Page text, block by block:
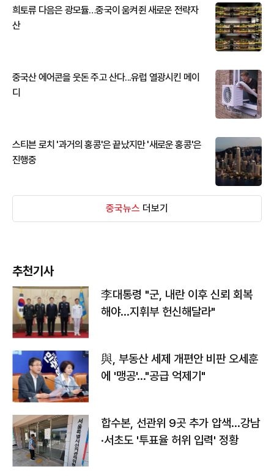
희토류 다음은 광모듈…중국이 움켜쥔 새로운 전략자
산
중국산 에어콘을 웃돈 주고 산다...유럽 열광시킨 메이
디
스티븐 로치 '과거의 홍콩'은 끝났지만 '새로운 홍콩'은
진행중
중국뉴스 더보기
추천기사
李대통령 "군, 내란 이후 신뢰 회복
해야…지휘부 헌신해달라"
與, 부동산 세제 개편안 비판 오세훈
에 '맹공'…"공급 억제기"
합수본, 선관위 9곳 추가 압색…강남
·서초도 '투표율 허위 입력' 정황